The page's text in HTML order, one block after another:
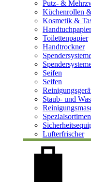
Putz- &
Küchenrollen
Kosmetik &
Handtuchpapier
Toilettenpapier
Handtrockner
Seifen
Seifen
Staub- und
Lufterfrischer